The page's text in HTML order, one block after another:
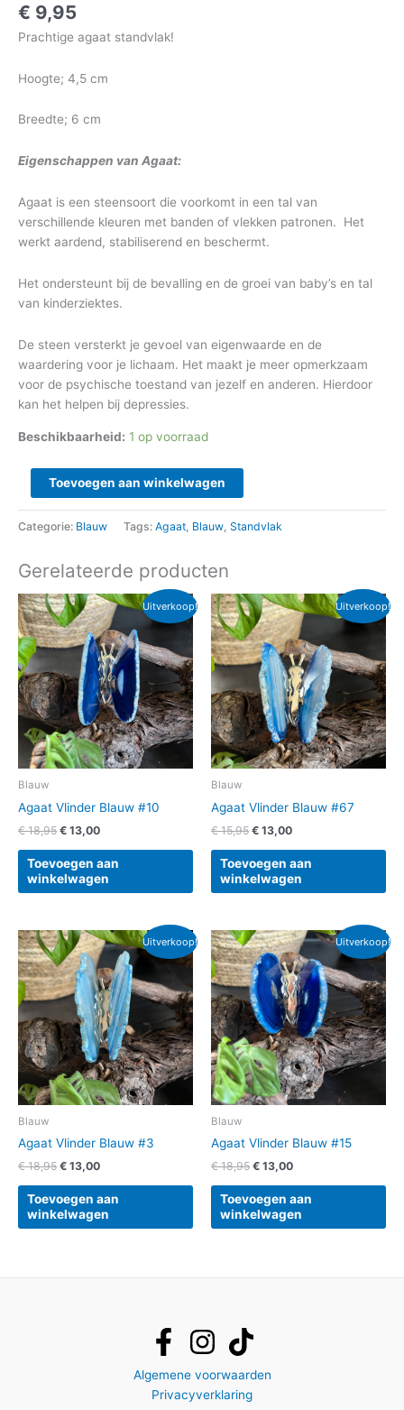
€ 9,95
Prachtige agaat standvlak!
Hoogte; 4,5 cm
Breedte; 6 cm
Eigenschappen van Agaat:
Agaat is een steensoort die voorkomt in een tal van
verschillende kleuren met banden of vlekken patronen. Het
werkt aardend, stabiliserend en beschermt.
Het ondersteunt bij de bevalling en de groei van baby’s en tal
van kinderziektes.
De steen versterkt je gevoel van eigenwaarde en de
waardering voor je lichaam. Het maakt je meer opmerkzaam
voor de psychische toestand van jezelf en anderen. Hierdoor
kan het helpen bij depressies.
Beschikbaarheid: 1 op voorraad
Toevoegen aan winkelwagen
Categorie: Blauw Tags: Agaat Blauw Standvlak
Gerelateerde producten
Uitverkoop!
Blauw
Agaat Vlinder Blauw #10
€18,95
Oorspronkelijke
prijs
was:
€ 18,95.
€ 13,00
Huidige
prijs
is:
€ 13,00.
Toevoegen aan
winkelwagen
Uitverkoop!
Blauw
Agaat Vlinder Blauw #67
€15,95
Oorspronkelijke
prijs
was:
€ 15,95.
€ 13,00
Huidige
prijs
is:
€ 13,00.
Toevoegen aan
winkelwagen
Uitverkoop!
Blauw
Agaat Vlinder Blauw #3
€18,95
Oorspronkelijke
prijs
was:
€ 18,95.
€ 13,00
Huidige
prijs
is:
€ 13,00.
Toevoegen aan
winkelwagen
Uitverkoop!
Blauw
Agaat Vlinder Blauw #15
€18,95
Oorspronkelijke
prijs
was:
€ 18,95.
€ 13,00
Huidige
prijs
is:
€ 13,00.
Toevoegen aan
winkelwagen
Algemene voorwaarden
Privacyverklaring